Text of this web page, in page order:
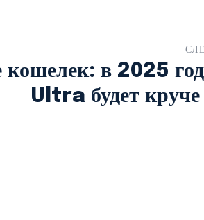
кошелек: в 2025
Ultra будет